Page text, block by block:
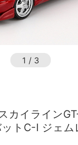
1 / 3
カイライン
トC-I ジェム